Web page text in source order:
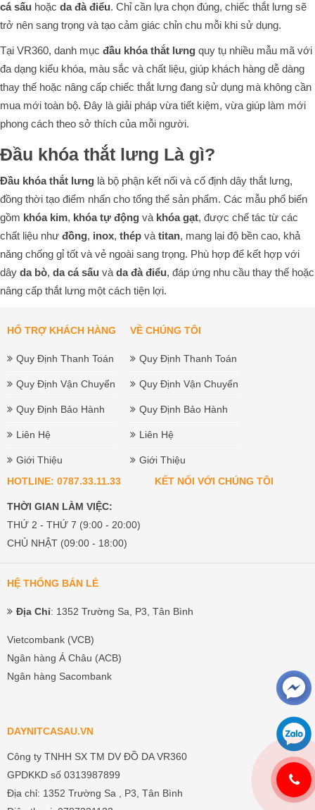
cá sấu hoặc da đà điểu. Chỉ cần lựa chọn đúng, chiếc thắt lưng sẽ
trở nên sang trọng và tạo cảm giác chỉn chu mỗi khi sử dụng.
Tại VR360, danh mục đầu khóa thắt lưng quy tụ nhiều mẫu mã với
đa dạng kiểu khóa, màu sắc và chất liệu, giúp khách hàng dễ dàng
thay thế hoặc nâng cấp chiếc thắt lưng đang sử dụng mà không cần
mua mới toàn bộ. Đây là giải pháp vừa tiết kiệm, vừa giúp làm mới
phong cách theo sở thích của mỗi người.
Đầu khóa thắt lưng Là gì?
Đầu khóa thắt lưng là bộ phận kết nối và cố định dây thắt lưng,
đồng thời tạo điểm nhấn cho tổng thể sản phẩm. Các mẫu phổ biến
gồm khóa kim, khóa tự động và khóa gạt, được chế tác từ các
chất liệu như đồng, inox, thép và titan, mang lại độ bền cao, khả
năng chống gỉ tốt và vẻ ngoài sang trọng. Phù hợp để kết hợp với
dây da bò, da cá sấu và da đà điểu, đáp ứng nhu cầu thay thế hoặc
nâng cấp thắt lưng một cách tiện lợi.
HỔ TRỢ KHÁCH HÀNG
Quy Định Thanh Toán
Quy Định Vận Chuyển
Quy Định Bảo Hành
Liên Hệ
Giới Thiệu
VỀ CHÚNG TÔI
Quy Định Thanh Toán
Quy Định Vận Chuyển
Quy Định Bảo Hành
Liên Hệ
Giới Thiệu
HOTLINE: 0787.33.11.33
THỜI GIAN LÀM VIỆC:
THỨ 2 - THỨ 7 (9:00 - 20:00)
CHỦ NHẬT (09:00 - 18:00)
KẾT NỐI VỚI CHÚNG TÔI
HỆ THỐNG BÁN LẺ
Địa Chỉ: 1352 Trường Sa, P3, Tân Bình
Vietcombank (VCB)
Ngân hàng Á Châu (ACB)
Ngân hàng Sacombank
DAYNITCASAU.VN
Công ty TNHH SX TM DV ĐỒ DA VR360
GPDKKD số 0313987899
Địa chỉ: 1352 Trường Sa , P3, Tân Bình